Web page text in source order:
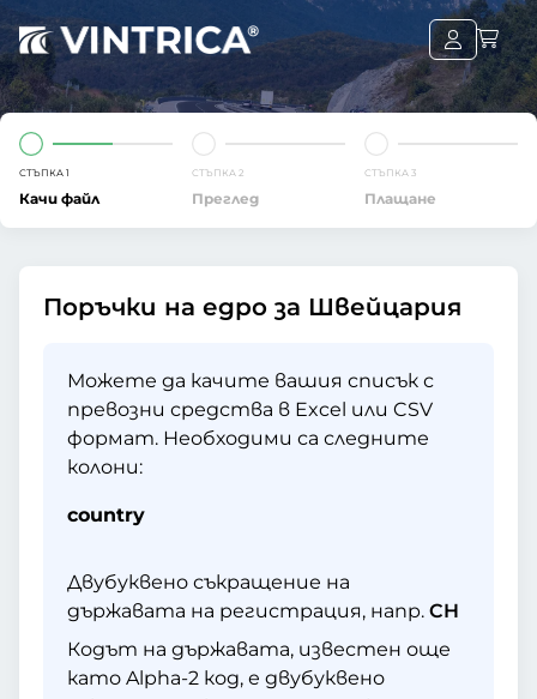
СТЪПКА 1
Качи файл
СТЪПКА 2
Преглед
СТЪПКА 3
Плащане
Поръчки на едро за Швейцария
Можете да качите вашия списък с
превозни средства в Excel или CSV
формат. Необходими са следните
колони:
country
Двубуквено съкращение на
държавата на регистрация, напр. CH
Кодът на държавата, известен още
като Alpha-2 код, е двубуквено